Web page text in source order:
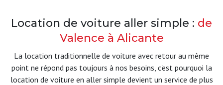
Location de voiture aller simple : de
Valence à Alicante
La location traditionnelle de voiture avec retour au même
point ne répond pas toujours à nos besoins, c'est pourquoi la
location de voiture en aller simple devient un service de plus